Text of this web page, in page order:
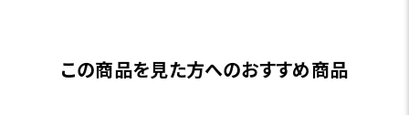
この商品を見た方へのおすすめ商品